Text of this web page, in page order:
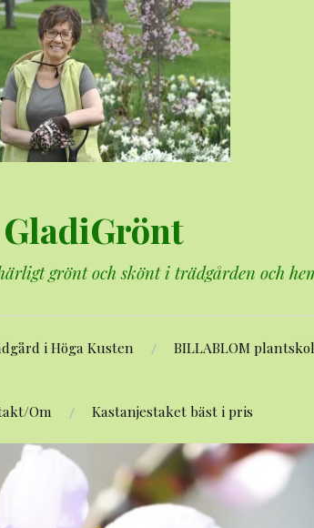
GladiGrönt
grönt och skönt i trädgården och
i Höga Kusten BILLABLOM
Om Kastanjestaket bäst i pris